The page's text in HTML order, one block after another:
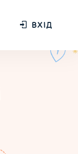
ВХІД